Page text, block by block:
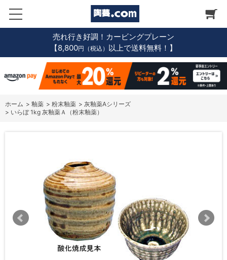
売れ行き好調！カービングプレーン
【8,800円（税込） 以上で送料無料！】
ホーム > 釉薬 > 粉末釉薬 > 灰釉薬Aシリーズ
> いらぼ 1kg 灰釉薬Ａ（粉末釉薬）